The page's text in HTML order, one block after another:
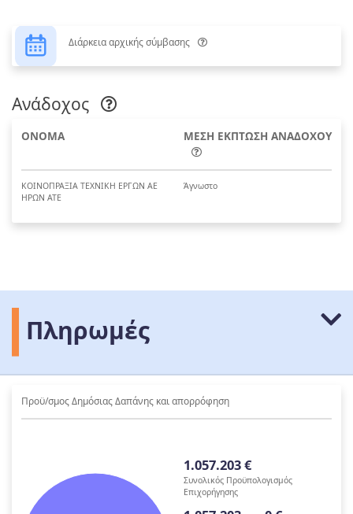
Διάρκεια αρχικής σύμβασης
Ανάδοχος
ΟΝΟΜΑ ΜΕΣΗ ΕΚΠΤΩΣΗ ΑΝΑΔΟΧΟΥ
ΚΟΙΝΟΠΡΑΞΙΑ ΤΕΧΝΙΚΗ ΕΡΓΩΝ ΑΕ
ΗΡΩΝ ΑΤΕ
Άγνωστο
Πληρωμές
Προϋ/σμος Δημόσιας Δαπάνης και απορρόφηση
1.057.203 €
Συνολικός Προϋπολογισμός
Επιχορήγησης